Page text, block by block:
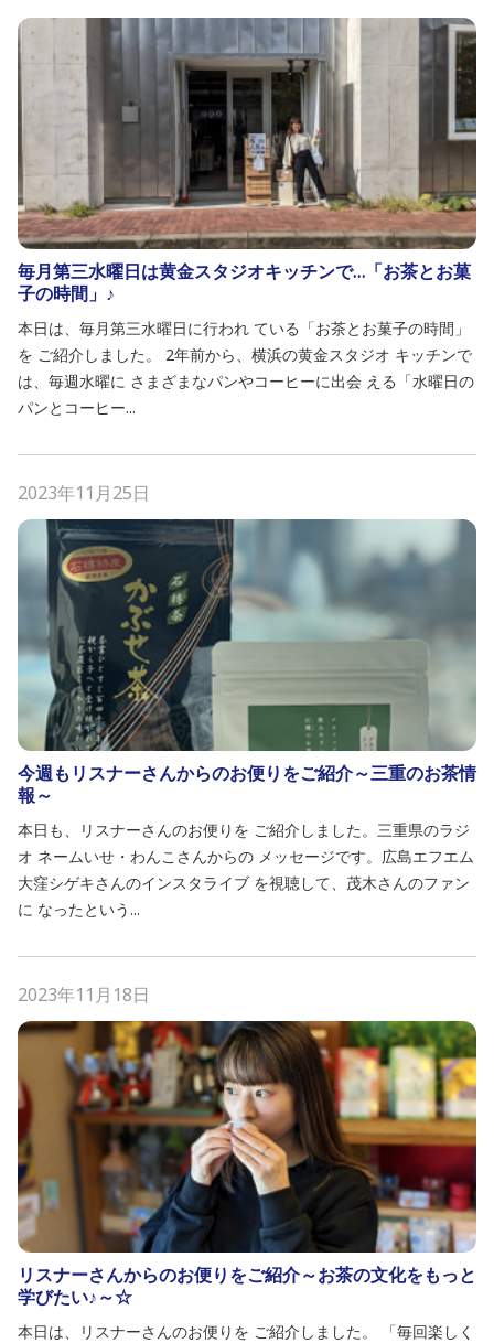
毎月第三水曜日は黄金スタジオキッチンで…「お茶とお菓
子の時間」♪
本日は、毎月第三水曜日に行われ ている「お茶とお菓子の時間」
を ご紹介しました。 2年前から、横浜の黄金スタジオ キッチンで
は、毎週水曜に さまざまなパンやコーヒーに出会 える「水曜日の
パンとコーヒー...
2023年11月25日
今週もリスナーさんからのお便りをご紹介～三重のお茶情
報～
本日も、リスナーさんのお便りを ご紹介しました。三重県のラジ
オ ネームいせ・わんこさんからの メッセージです。広島エフエム
大窪シゲキさんのインスタライブ を視聴して、茂木さんのファン
に なったという...
2023年11月18日
リスナーさんからのお便りをご紹介～お茶の文化をもっと
学びたい♪～☆
本日は、リスナーさんのお便りを ご紹介しました。 「毎回楽しく